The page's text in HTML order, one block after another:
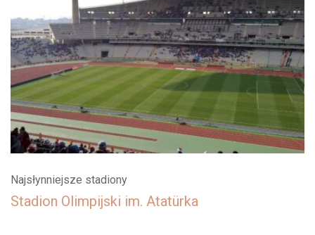
Najsłynniejsze stadiony
Stadion Olimpijski im. Atatürka